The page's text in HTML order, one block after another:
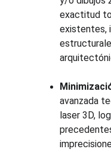
exactitud
existentes,
avanzada
laser 3D,